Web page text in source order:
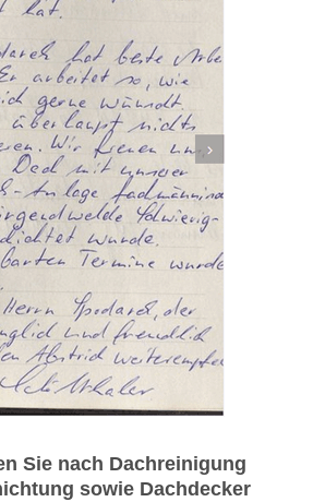
Sie nach Dachreinigung
sowie Dachdecker